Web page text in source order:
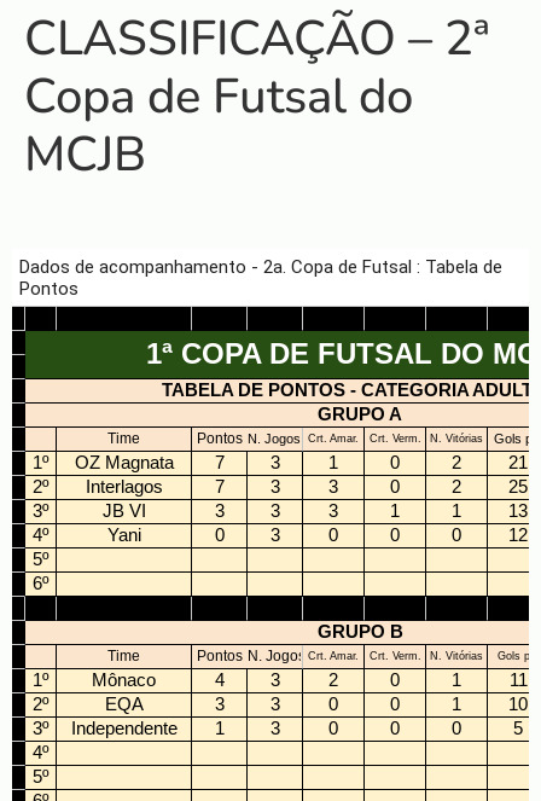
CLASSIFICAÇÃO – 2ª
Copa de Futsal do
MCJB